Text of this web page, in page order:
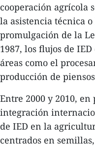
cooperación agrícola
la asistencia técnica
promulgación de la
1987, los flujos de
áreas como el
producción de
Entre 2000 y 2010,
integración
de IED en la
centrados en